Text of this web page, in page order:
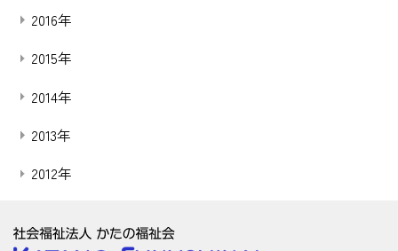
2016年
2015年
2014年
2013年
2012年